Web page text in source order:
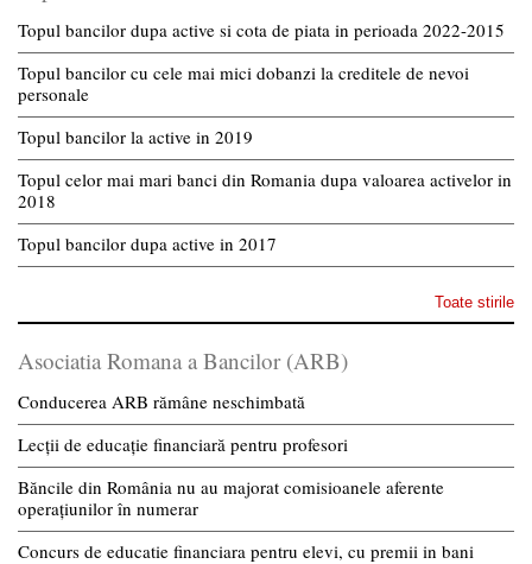
Topul bancilor dupa active si cota de piata in perioada 2022-2015
Topul bancilor cu cele mai mici dobanzi la creditele de nevoi
personale
Topul bancilor la active in 2019
Topul celor mai mari banci din Romania dupa valoarea activelor in
2018
Topul bancilor dupa active in 2017
Toate stirile
Asociatia Romana a Bancilor (ARB)
Conducerea ARB rămâne neschimbată
Lecții de educație financiară pentru profesori
Băncile din România nu au majorat comisioanele aferente
operațiunilor în numerar
Concurs de educatie financiara pentru elevi, cu premii in bani